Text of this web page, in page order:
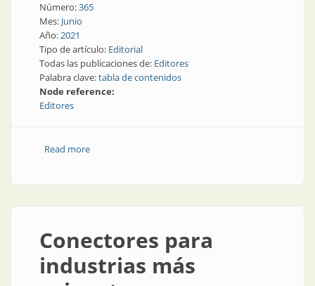
Número:365
Mes: Junio
Año:2021
Tipo de artículo: Editorial
Todas las publicaciones de: Editores
Palabra clave:tabla de contenidos
Node reference:
Editores
Read moreabout Ingeniería Eléctrica 365 | En esta edición
Conectores para
industrias más